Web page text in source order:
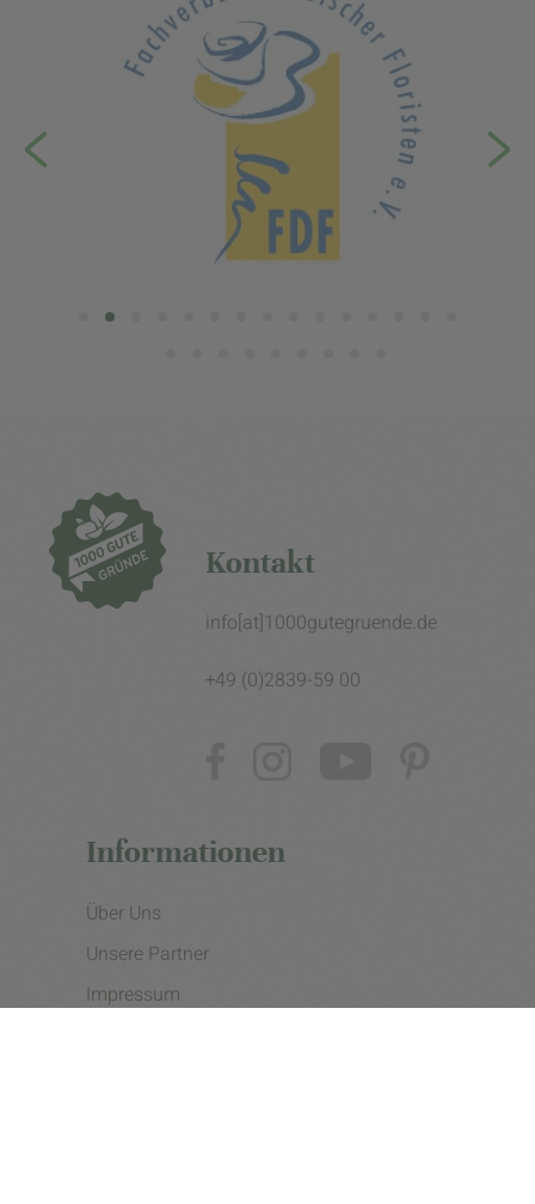
Kontakt
info[at]1000gutegruende.de
+49 (0)2839-59 00
Informationen
Über Uns
Unsere Partner
Impressum